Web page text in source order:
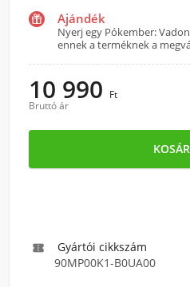
Ajándék
Nyerj egy Pókember:
ennek a terméknek a
10 990 Ft
Bruttó ár

Gyártói cikkszám
90MP00K1-B0UA00